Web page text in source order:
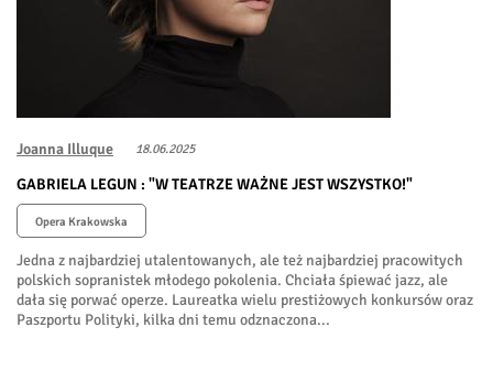
Joanna Illuque 18.06.2025
GABRIELA LEGUN : "W TEATRZE WAŻNE JEST WSZYSTKO!"
Opera Krakowska
Jedna z najbardziej utalentowanych, ale też najbardziej pracowitych
polskich sopranistek młodego pokolenia. Chciała śpiewać jazz, ale
dała się porwać operze. Laureatka wielu prestiżowych konkursów oraz
Paszportu Polityki, kilka dni temu odznaczona...